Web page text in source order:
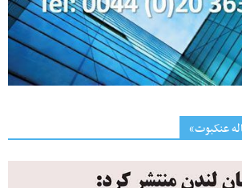
عنکبوت»